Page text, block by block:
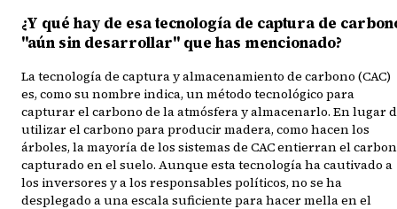
¿Y qué hay de esa tecnología de captura de
"aún sin desarrollar" que has mencionado?
La tecnología de captura y almacenamiento de carbono (CAC)
es, como su nombre indica, un método tecnológico para
capturar el carbono de la atmósfera y almacenarlo. En lugar
utilizar el carbono para producir madera, como hacen los
árboles, la mayoría de los sistemas de CAC entierran el
capturado en el suelo. Aunque esta tecnología ha cautivado a
los inversores y a los responsables políticos, no se ha
desplegado a una escala suficiente para hacer mella en el